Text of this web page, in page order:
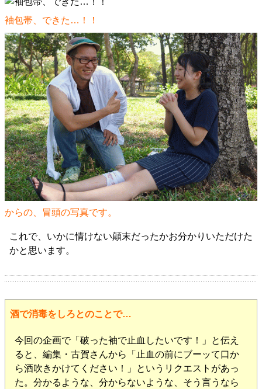
袖包帯、できた…！！
からの、冒頭の写真です。
これで、いかに情けない顛末だったかお分かりいただけた
かと思います。
酒で消毒をしろとのことで…
今回の企画で「破った袖で止血したいです！」と伝え
ると、編集・古賀さんから「止血の前にブーッて口か
ら酒吹きかけてください！」というリクエストがあっ
た。分かるような、分からないような、そう言うなら